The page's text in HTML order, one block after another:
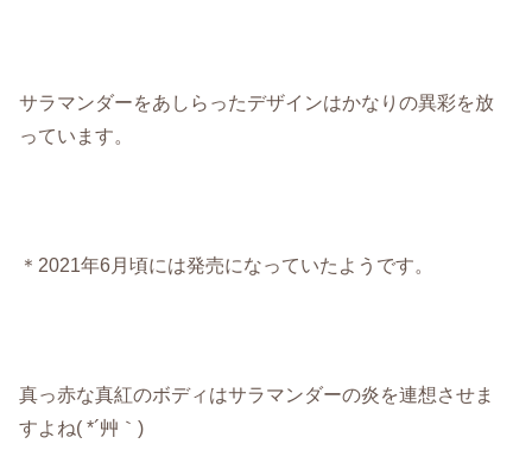
サラマンダーをあしらったデザインはかなりの異彩を放
っています。
＊2021年6月頃には発売になっていたようです。
真っ赤な真紅のボディはサラマンダーの炎を連想させま
すよね( *´艸｀)